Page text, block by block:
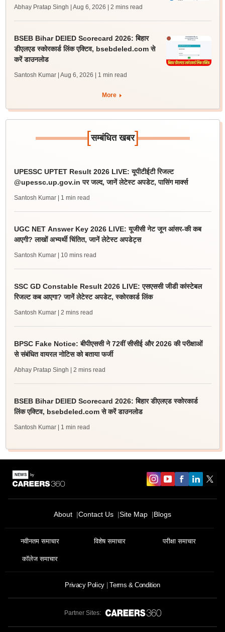
Abhay Pratap Singh | Aug 6, 2026 | 2 mins read
BSEB Bihar DElED Scorecard 2026: बिहार
डीएलएड स्कोरकार्ड लिंक एक्टिव, bsebdeled.com से
करें डाउनलोड
Santosh Kumar | Aug 6, 2026 | 1 min read
More
[सम्बंधित खबर]
UPESSC UPTET Result 2026 LIVE: यूपीटीईटी रिजल्ट
@upessc.up.gov.in पर जल्द, जानें लेटेस्ट अपडेट, पासिंग मार्क्स
Santosh Kumar | 1 min read
UGC NET Answer Key 2026 LIVE: यूजीसी नेट जून आंसर-की कब
आएगी? लाखों अभ्यर्थी चिंतित, जानें लेटेस्ट अपडेट्स
Santosh Kumar | 10 mins read
SSC GD Constable Result 2026 LIVE: एसएससी जीडी कांस्टेबल
रिजल्ट कब आएगा? जानें लेटेस्ट अपडेट, स्कोरकार्ड लिंक
Santosh Kumar | 2 mins read
BPSC Fake Notice: बीपीएससी ने 72वीं सीसीई और 2026 की परीक्षाओं
से संबंधित वायरल नोटिस को बताया फर्जी
Abhay Pratap Singh | 2 mins read
BSEB Bihar DElED Scorecard 2026: बिहार डीएलएड स्कोरकार्ड
लिंक एक्टिव, bsebdeled.com से करें डाउनलोड
Santosh Kumar | 1 min read
About Contact Us Site Map Blogs
नवीनतम समाचार विशेष समाचार परीक्षा समाचार
कॉलेज समाचार
Privacy Policy Terms & Condition
Partner Sites: